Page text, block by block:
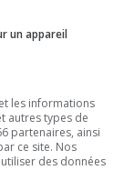
de Longueuil
reliées au
un appareil
les informations
autres types de
partenaires, ainsi
ce site. Nos
des données